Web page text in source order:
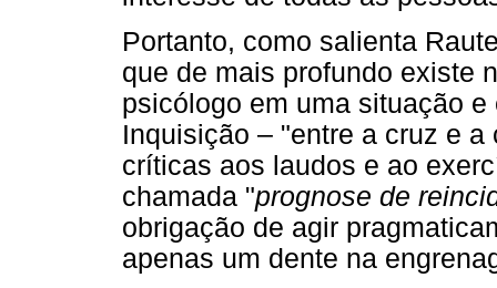
Portanto, como salienta
que de mais profundo existe
psicólogo em uma situação
Inquisição – "entre a cruz e
críticas aos laudos e ao
chamada "prognose de
obrigação de agir
apenas um dente na